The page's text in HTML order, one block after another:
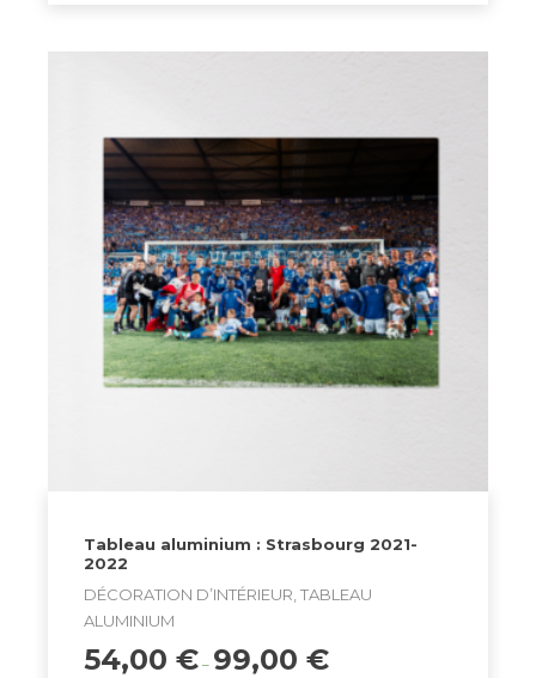
Tableau aluminium : Strasbourg 2021-
2022
DÉCORATION D’INTÉRIEUR, TABLEAU
ALUMINIUM
54,00 € – 99,00 €